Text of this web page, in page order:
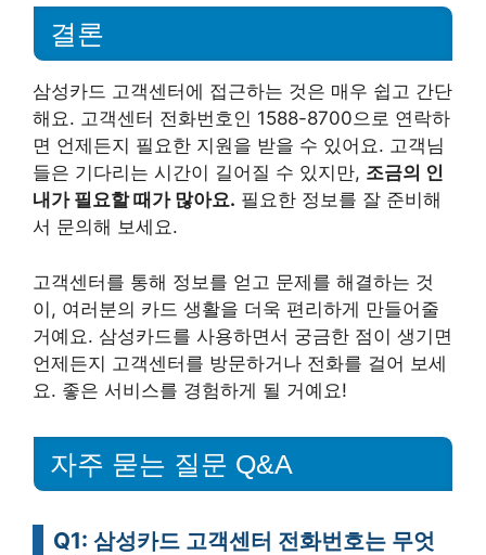
결론
삼성카드 고객센터에 접근하는 것은 매우 쉽고 간단
해요. 고객센터 전화번호인 1588-8700으로 연락하
면 언제든지 필요한 지원을 받을 수 있어요. 고객님
들은 기다리는 시간이 길어질 수 있지만, 조금의 인
내가 필요할 때가 많아요. 필요한 정보를 잘 준비해
서 문의해 보세요.
고객센터를 통해 정보를 얻고 문제를 해결하는 것
이, 여러분의 카드 생활을 더욱 편리하게 만들어줄
거예요. 삼성카드를 사용하면서 궁금한 점이 생기면
언제든지 고객센터를 방문하거나 전화를 걸어 보세
요. 좋은 서비스를 경험하게 될 거예요!
자주 묻는 질문 Q&A
Q1: 삼성카드 고객센터 전화번호는 무엇